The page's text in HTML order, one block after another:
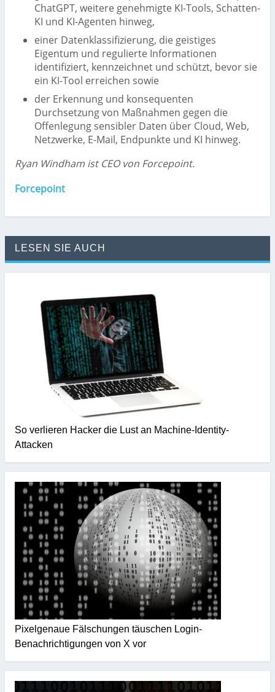
ChatGPT, weitere genehmigte KI-Tools, Schatten-
KI und KI-Agenten hinweg,
einer Datenklassifizierung, die geistiges
Eigentum und regulierte Informationen
identifiziert, kennzeichnet und schützt, bevor sie
ein KI-Tool erreichen sowie
der Erkennung und konsequenten
Durchsetzung von Maßnahmen gegen die
Offenlegung sensibler Daten über Cloud, Web,
Netzwerke, E-Mail, Endpunkte und KI hinweg.
Ryan Windham ist CEO von Forcepoint.
Forcepoint
LESEN SIE AUCH
So verlieren Hacker die Lust an Machine-Identity-
Attacken
Pixelgenaue Fälschungen täuschen Login-
Benachrichtigungen von X vor